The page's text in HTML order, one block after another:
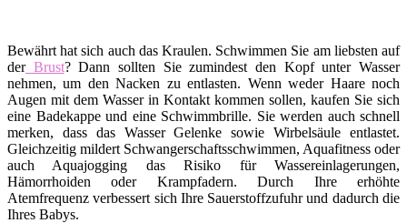
Bewährt hat sich auch das Kraulen. Schwimmen Sie am liebsten auf
derBrust? Dann sollten Sie zumindest den Kopf unter Wasser
nehmen, um den Nacken zu entlasten. Wenn weder Haare noch
Augen mit dem Wasser in Kontakt kommen sollen, kaufen Sie sich
eine Badekappe und eine Schwimmbrille. Sie werden auch schnell
merken, dass das Wasser Gelenke sowie Wirbelsäule entlastet.
Gleichzeitig mildert Schwangerschaftsschwimmen, Aquafitness oder
auch Aquajogging das Risiko für Wassereinlagerungen,
Hämorrhoiden oder Krampfadern. Durch Ihre erhöhte
Atemfrequenz verbessert sich Ihre Sauerstoffzufuhr und dadurch die
Ihres Babys.